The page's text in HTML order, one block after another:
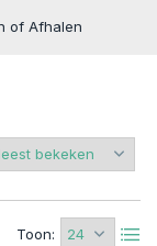
of Afhalen
Toon: